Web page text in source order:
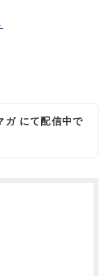
ガにて配信中で